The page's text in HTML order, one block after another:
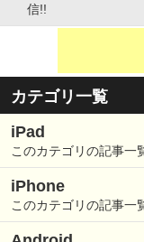
信!!
カテゴリ一覧
iPad
このカテゴリの記事一
iPhone
このカテゴリの記事一